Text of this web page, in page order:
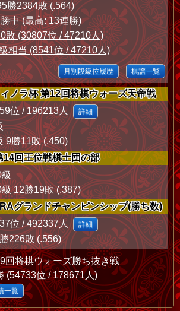
勝2384敗 (.564)
中 (最高: 13連勝)
敗 (30807位 / 47210人)
相当 (8541位 / 47210人)
月別段級位履歴 棋譜一覧
ノラ杯 第12回将棋ウォーズ天帝戦
位 / 196213人 詳細
9勝11敗 (.450)
14回王位戦棋士団の部
12勝19敗 (.387)
グランドチャンピンシップ(勝ち数)
位 / 492337人 詳細
226敗 (.556)
回将棋ウォーズ勝ち抜き戦
(54733位 / 178671人)
一覧